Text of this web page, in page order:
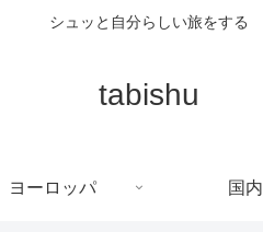
シュッと自分らしい旅をする
tabishu
ヨーロッパ 国内